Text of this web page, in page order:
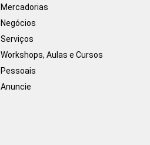
Mercadorias
Negócios
Serviços
Workshops, Aulas e Cursos
Pessoais
Anuncie